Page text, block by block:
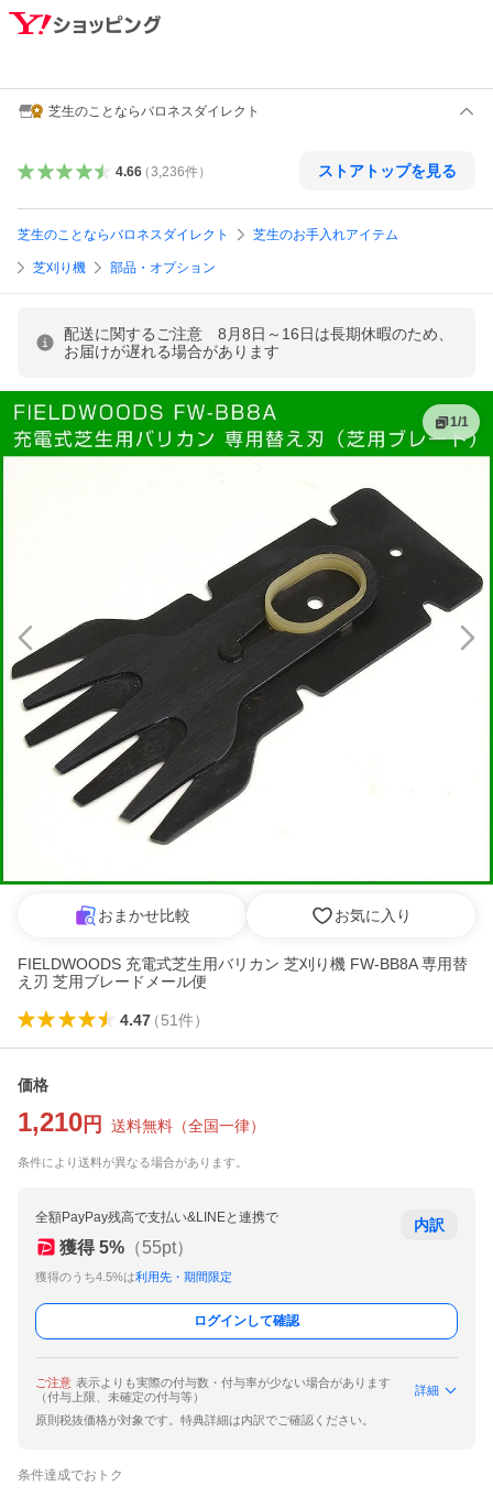
芝生のことならバロネスダイレクト
4.66（3,236件） ストアトップを見る
芝生のことならバロネスダイレクト 芝生のお手入れアイテム
芝刈り機 部品・オプション
配送に関するご注意 8月8日～16日は長期休暇のため、
お届けが遅れる場合があります
1/1
おまかせ比較 お気に入り
FIELDWOODS 充電式芝生用バリカン 芝刈り機 FW-BB8A 専用替
え刃 芝用ブレードメール便
4.47（51件）
価格
1,210 円 送料無料 （全国一律）
条件により送料が異なる場合があります。
全額PayPay残高で支払い&LINEと連携で
獲得 5% （55pt）
獲得のうち4.5%は利用先・期間限定
内訳
ログインして確認
ご注意 表示よりも実際の付与数・付与率が少ない場合があります
（付与上限、未確定の付与等）
詳細
原則税抜価格が対象です。特典詳細は内訳でご確認ください。
条件達成でおトク